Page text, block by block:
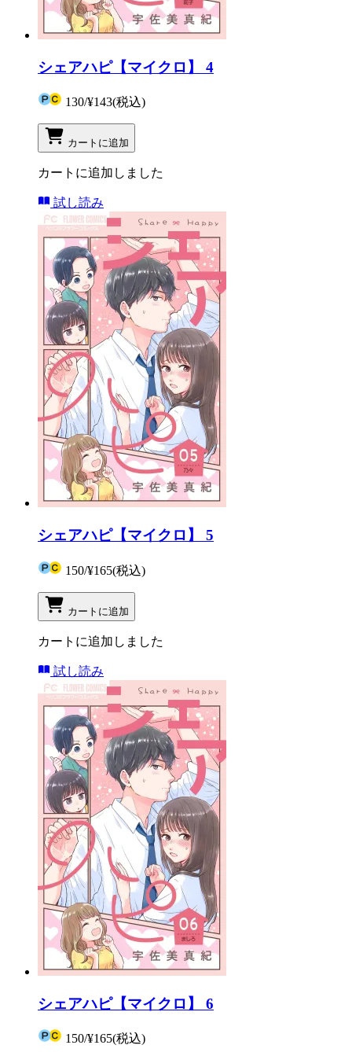
シェアハピ【マイクロ】 4
130/¥143(税込)
カートに追加
カートに追加しました
試し読み
シェアハピ【マイクロ】 5
150/¥165(税込)
カートに追加
カートに追加しました
試し読み
シェアハピ【マイクロ】 6
150/¥165(税込)